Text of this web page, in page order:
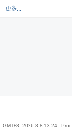
更多...
GMT+8, 2026-8-8 13:24,